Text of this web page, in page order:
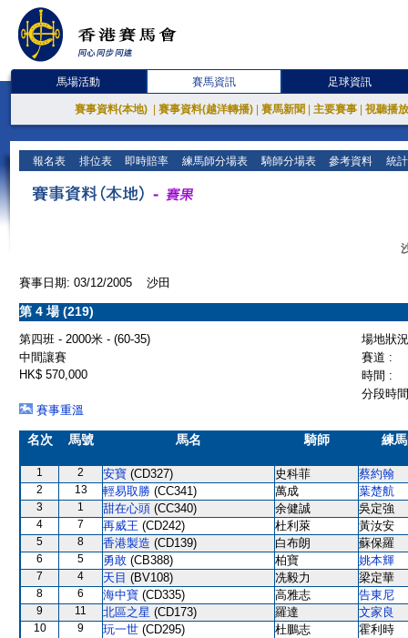
馬場活動 賽馬資訊 足球資訊
賽事資料(本地) 賽事資料(越洋轉播) 賽馬新聞 主要賽事 視聽播
報名表 排位表 即時賠率 練馬師分場表 騎師分場表 參考資料 統
賽事日期: 03/12/2005 沙田
第 4 場 (219)
第四班 - 2000米 - (60-35)
場地狀
中間讓賽
賽道 :
HK$ 570,000
時間 :
分段時
賽事重溫
名次 馬號 馬名 騎師 練
1 2 安寶 (CD327) 史科菲 蔡約翰
2 13 輕易取勝 (CC341) 萬成 葉楚航
3 1 甜在心頭 (CC340) 余健誠 吳定強
4 7 再威王 (CD242) 杜利萊 黃汝安
5 8 香港製造 (CD139) 白布朗 蘇保羅
6 5 勇敢 (CB388) 柏寶 姚本輝
7 4 天目 (BV108) 冼毅力 梁定華
8 6 海中寶 (CD335) 高雅志 告東尼
9 11 北區之星 (CD173) 羅達 文家良
10 9 玩一世 (CD295) 杜鵬志 霍利時